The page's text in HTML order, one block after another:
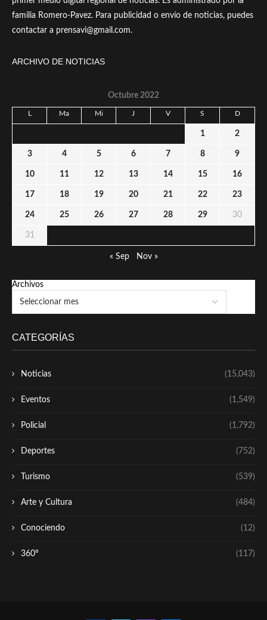
familia Romero-Pavez. Para publicidad o envío de noticias, puedes
contactar a prensavi@gmail.com.
ARCHIVO DE NOTICIAS
Octubre 2022
L Ma Mi J V S D
1 2
3 4 5 6 7 8 9
10 11 12 13 14 15 16
17 18 19 20 21 22 23
24 25 26 27 28 29 30
31
« Sep Nov »
Archivos
CATEGORÍAS
Noticias (15,043)
Eventos (1,549)
Policial (1,792)
Deportes (752)
Turismo (539)
Arte y Cultura (484)
Conociendo (12)
360º (117)